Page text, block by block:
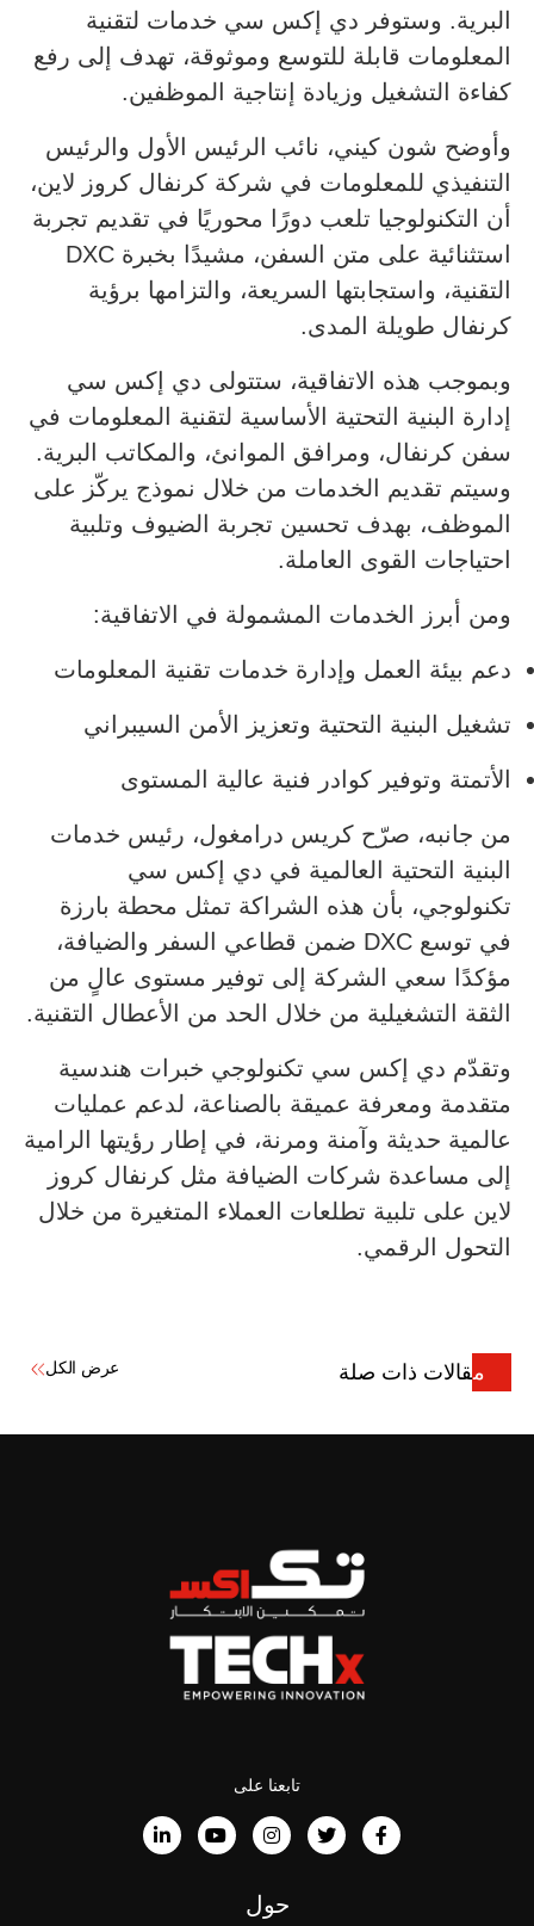
البرية. وستوفر دي إكس سي خدمات لتقنية
المعلومات قابلة للتوسع وموثوقة، تهدف إلى رفع
كفاءة التشغيل وزيادة إنتاجية الموظفين.
وأوضح شون كيني، نائب الرئيس الأول والرئيس
التنفيذي للمعلومات في شركة كرنفال كروز لاين،
أن التكنولوجيا تلعب دورًا محوريًا في تقديم تجربة
استثنائية على متن السفن، مشيدًا بخبرة DXC
التقنية، واستجابتها السريعة، والتزامها برؤية
كرنفال طويلة المدى.
وبموجب هذه الاتفاقية، ستتولى دي إكس سي
إدارة البنية التحتية الأساسية لتقنية المعلومات في
سفن كرنفال، ومرافق الموانئ، والمكاتب البرية.
وسيتم تقديم الخدمات من خلال نموذج يركّز على
الموظف، بهدف تحسين تجربة الضيوف وتلبية
احتياجات القوى العاملة.
ومن أبرز الخدمات المشمولة في الاتفاقية:
دعم بيئة العمل وإدارة خدمات تقنية المعلومات
تشغيل البنية التحتية وتعزيز الأمن السيبراني
الأتمتة وتوفير كوادر فنية عالية المستوى
من جانبه، صرّح كريس درامغول، رئيس خدمات
البنية التحتية العالمية في دي إكس سي
تكنولوجي، بأن هذه الشراكة تمثل محطة بارزة
في توسع DXC ضمن قطاعي السفر والضيافة،
مؤكدًا سعي الشركة إلى توفير مستوى عالٍ من
الثقة التشغيلية من خلال الحد من الأعطال التقنية.
وتقدّم دي إكس سي تكنولوجي خبرات هندسية
متقدمة ومعرفة عميقة بالصناعة، لدعم عمليات
عالمية حديثة وآمنة ومرنة، في إطار رؤيتها الرامية
إلى مساعدة شركات الضيافة مثل كرنفال كروز
لاين على تلبية تطلعات العملاء المتغيرة من خلال
التحول الرقمي.
مقالات ذات صلة عرض الكل
تابعنا على
حول